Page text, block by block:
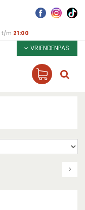
t/m 21:00
VRIENDENPAS